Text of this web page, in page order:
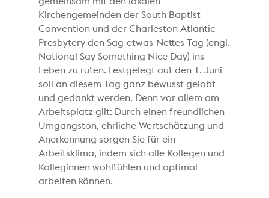
Kirchengemeinden der South Baptist
Convention und der Charleston-Atlantic
Presbytery den Sag-etwas-Nettes-Tag (engl.
National Say Something Nice Day) ins
Leben zu rufen. Festgelegt auf den 1. Juni
soll an diesem Tag ganz bewusst gelobt
und gedankt werden. Denn vor allem am
Arbeitsplatz gilt: Durch einen freundlichen
Umgangston, ehrliche Wertschätzung und
Anerkennung sorgen Sie für ein
Arbeitsklima, indem sich alle Kollegen und
Kolleginnen wohlfühlen und optimal
arbeiten können.